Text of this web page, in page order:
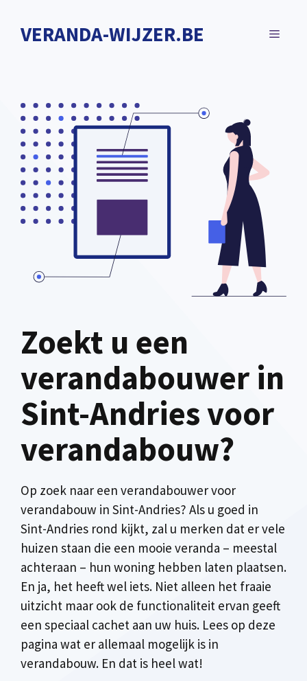
naarVERANDA-WIJZER.BE MENU
Zoekt u een
verandabouwer in
Sint-Andries voor
verandabouw?
Op zoek naar een verandabouwer voor
verandabouw in Sint-Andries? Als u goed in
Sint-Andries rond kijkt, zal u merken dat er vele
huizen staan die een mooie veranda – meestal
achteraan – hun woning hebben laten plaatsen.
En ja, het heeft wel iets. Niet alleen het fraaie
uitzicht maar ook de functionaliteit ervan geeft
een speciaal cachet aan uw huis. Lees op deze
pagina wat er allemaal mogelijk is in
verandabouw. En dat is heel wat!